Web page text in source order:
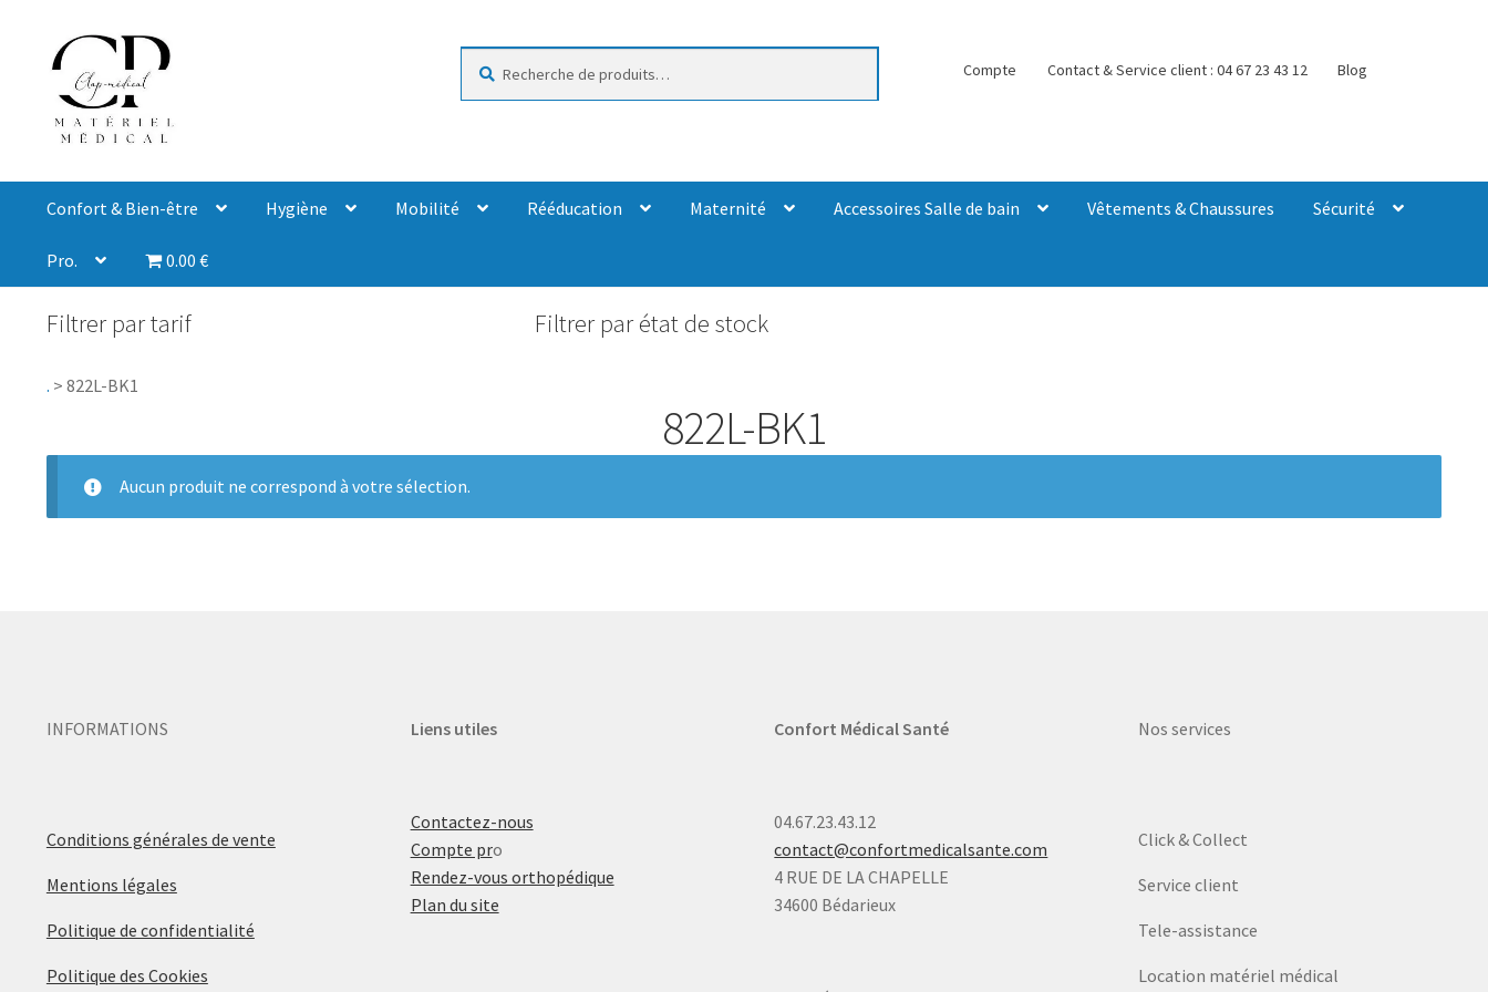
Compte Contact & Service client : 04 67 23 43 12 Blog
Confort & Bien-être Hygiène Mobilité Rééducation Maternité Accessoires Salle de bain Vêtements & Chaussures Sécurité
Pro. 0.00 €
Filtrer par tarif Filtrer par état de stock
. > 822L-BK1
822L-BK1
Aucun produit ne correspond à votre sélection.
INFORMATIONS
Conditions générales de vente
Mentions légales
Politique de confidentialité
Politique des Cookies
Liens utiles
Contactez-nous
Compte pro
Rendez-vous orthopédique
Plan du site
Confort Médical Santé
04.67.23.43.12
contact@confortmedicalsante.com
4 RUE DE LA CHAPELLE
34600 Bédarieux
Nos services
Click & Collect
Service client
Tele-assistance
Location matériel médical